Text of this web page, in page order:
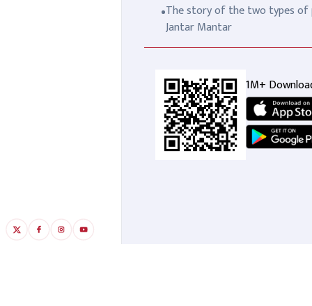
The story of the two types of
Jantar Mantar
1M+